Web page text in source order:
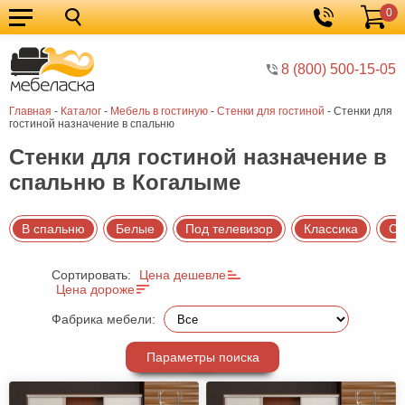
8 (800) 500-15-05
Корзина
0
Главная - Каталог - Мебель в гостиную - Стенки для гостиной - Стенки для
гостиной назначение в спальню
Кухонные
гарнитуры
Мебель
для
кухни
Мебель
для
спальни
Кровати
Шкафы
Диваны
Мягкая
мебель
Детская
мебель
Мебель
Стенки для гостиной назначение в
спальню в Когалыме
В спальню Белые Под телевизор Классика
Сортировать:
Цена дешевле
Цена дороже
Фабрика мебели:
Параметры поиска